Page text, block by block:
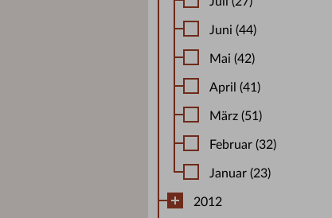
Juni (44)
Mai (42)
April (41)
März (51)
Februar (32)
Januar (23)
2012